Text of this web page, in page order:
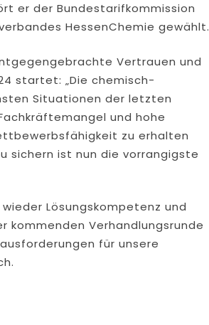
er der Bundestarifkommission
HessenChemie gewählt.
Vertrauen und
startet: „Die chemisch-
Situationen der letzten
und hohe
zu erhalten
sichern ist nun die vorrangigste
Lösungskompetenz und
kommenden Verhandlungsrunde
für unsere